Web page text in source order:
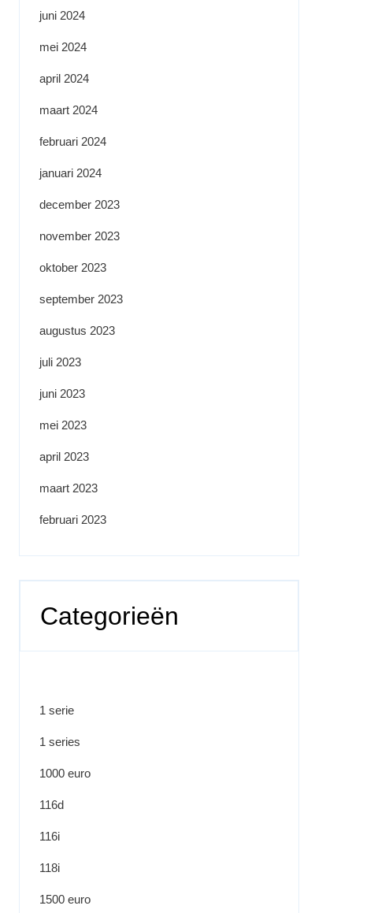
juni 2024
mei 2024
april 2024
maart 2024
februari 2024
januari 2024
december 2023
november 2023
oktober 2023
september 2023
augustus 2023
juli 2023
juni 2023
mei 2023
april 2023
maart 2023
februari 2023
Categorieën
1 serie
1 series
1000 euro
116d
116i
118i
1500 euro